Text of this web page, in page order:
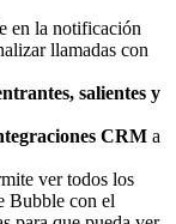
en la notificación
llamadas con
salientes y
CRM a
ver todos los
Bubble con el